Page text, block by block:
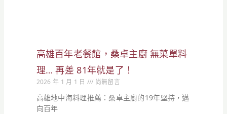
高雄百年老餐館，桑卓主廚 無菜單料
理… 再差 81年就是了！
2026 年 1 月 1 日 尚無留言
高雄地中海料理推薦：桑卓主廚的19年堅持，邁
向百年